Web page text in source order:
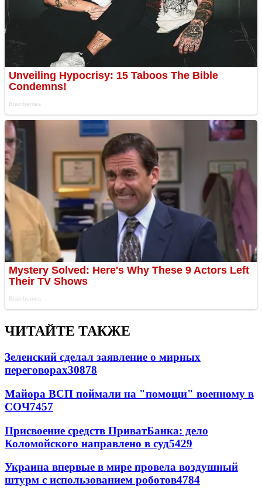
ЧИТАЙТЕ ТАКЖЕ
Зеленский сделал заявление о мирных
переговорах30878
Майора ВСП поймали на "помощи" военному в
СОЧ7457
Присвоение средств ПриватБанка: дело
Коломойского направлено в суд5429
Украина впервые в мире провела воздушный
штурм с использованием роботов4784